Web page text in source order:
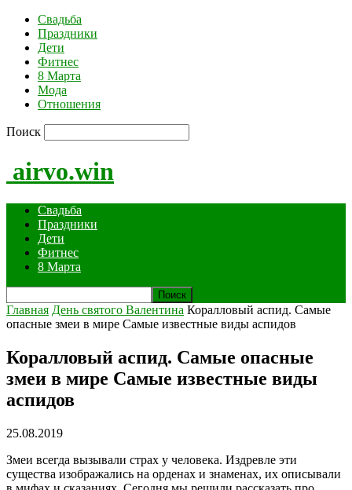
Свадьба
Праздники
Дети
Фитнес
8 Марта
Мода
Отношения
Поиск
airvo.win
Свадьба
Праздники
Дети
Фитнес
8 Марта
Главная День святого Валентина Коралловый аспид. Самые
опасные змеи в мире Самые известные виды аспидов
Коралловый аспид. Самые опасные
змеи в мире Самые известные виды
аспидов
25.08.2019
Змеи всегда вызывали страх у человека. Издревле эти
существа изображались на орденах и знаменах, их описывали